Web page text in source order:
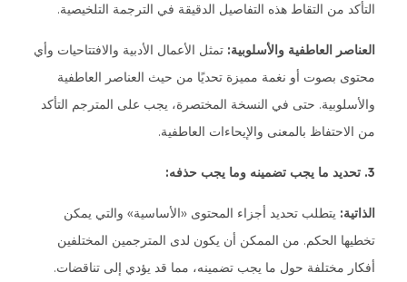
التأكد من التقاط هذه التفاصيل الدقيقة في الترجمة التلخيصية.
العناصر العاطفية والأسلوبية: تمثل الأعمال الأدبية والافتتاحيات وأي
محتوى بصوت أو نغمة مميزة تحديًا من حيث العناصر العاطفية
والأسلوبية. حتى في النسخة المختصرة، يجب على المترجم التأكد
من الاحتفاظ بالمعنى والإيحاءات العاطفية.
3. تحديد ما يجب تضمينه وما يجب حذفه:
الذاتية: يتطلب تحديد أجزاء المحتوى «الأساسية» والتي يمكن
تخطيها الحكم. من الممكن أن يكون لدى المترجمين المختلفين
أفكار مختلفة حول ما يجب تضمينه، مما قد يؤدي إلى تناقضات.